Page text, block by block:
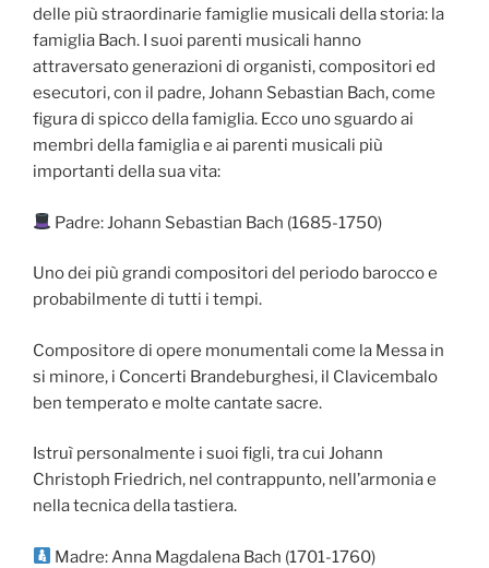
delle più straordinarie famiglie musicali della storia: la
famiglia Bach. I suoi parenti musicali hanno
attraversato generazioni di organisti, compositori ed
esecutori, con il padre, Johann Sebastian Bach, come
figura di spicco della famiglia. Ecco uno sguardo ai
membri della famiglia e ai parenti musicali più
importanti della sua vita:
Padre: Johann Sebastian Bach (1685-1750)
Uno dei più grandi compositori del periodo barocco e
probabilmente di tutti i tempi.
Compositore di opere monumentali come la Messa in
si minore, i Concerti Brandeburghesi, il Clavicembalo
ben temperato e molte cantate sacre.
Istruì personalmente i suoi figli, tra cui Johann
Christoph Friedrich, nel contrappunto, nell’armonia e
nella tecnica della tastiera.
Madre: Anna Magdalena Bach (1701-1760)